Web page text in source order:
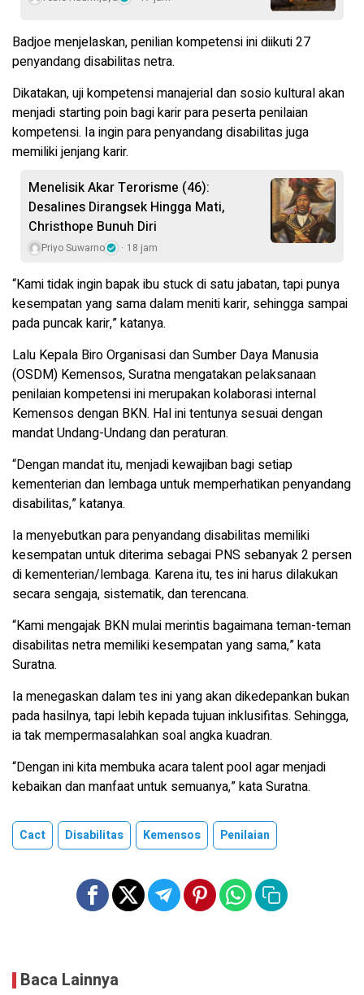
Badjoe menjelaskan, penilian kompetensi ini diikuti 27
penyandang disabilitas netra.
Dikatakan, uji kompetensi manajerial dan sosio kultural akan
menjadi starting poin bagi karir para peserta penilaian
kompetensi. Ia ingin para penyandang disabilitas juga
memiliki jenjang karir.
Menelisik Akar Terorisme (46):
Desalines Dirangsek Hingga Mati,
Christhope Bunuh Diri
Priyo Suwarno 18 jam
“Kami tidak ingin bapak ibu stuck di satu jabatan, tapi punya
kesempatan yang sama dalam meniti karir, sehingga sampai
pada puncak karir,” katanya.
Lalu Kepala Biro Organisasi dan Sumber Daya Manusia
(OSDM) Kemensos, Suratna mengatakan pelaksanaan
penilaian kompetensi ini merupakan kolaborasi internal
Kemensos dengan BKN. Hal ini tentunya sesuai dengan
mandat Undang-Undang dan peraturan.
“Dengan mandat itu, menjadi kewajiban bagi setiap
kementerian dan lembaga untuk memperhatikan penyandang
disabilitas,” katanya.
Ia menyebutkan para penyandang disabilitas memiliki
kesempatan untuk diterima sebagai PNS sebanyak 2 persen
di kementerian/lembaga. Karena itu, tes ini harus dilakukan
secara sengaja, sistematik, dan terencana.
“Kami mengajak BKN mulai merintis bagaimana teman-teman
disabilitas netra memiliki kesempatan yang sama,” kata
Suratna.
Ia menegaskan dalam tes ini yang akan dikedepankan bukan
pada hasilnya, tapi lebih kepada tujuan inklusifitas. Sehingga,
ia tak mempermasalahkan soal angka kuadran.
“Dengan ini kita membuka acara talent pool agar menjadi
kebaikan dan manfaat untuk semuanya,” kata Suratna.
Cact Disabilitas Kemensos Penilaian
Baca Lainnya